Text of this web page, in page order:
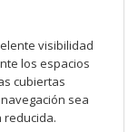
visibilidad
los espacios
cubiertas
sea
reducida.